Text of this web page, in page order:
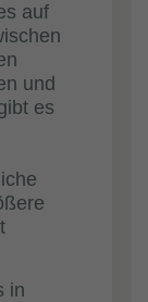
auf
und
es
in